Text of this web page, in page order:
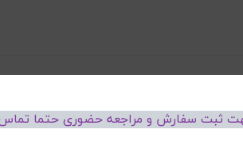
جهت ثبت سفارش و مراجعه حضوری حتما